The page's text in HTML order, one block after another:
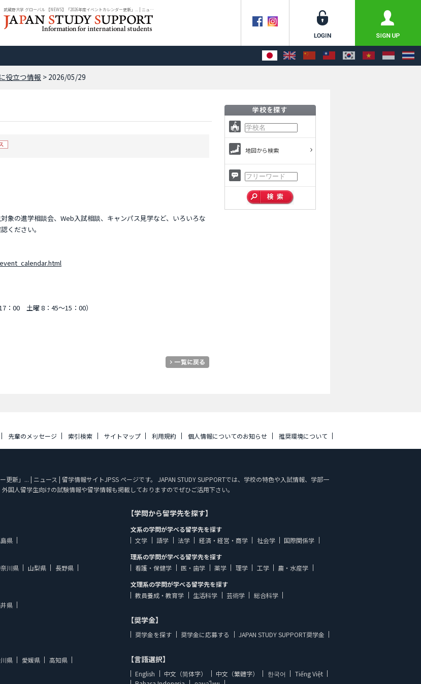
武蔵野大学 グローバル 【NEWS】「2026年度イベントカレンダー更新」... | ニュー...
役立つ情報 > 2026/05/29
象の進学相談会、Web入試相談、キャンパス見学など、いろいろな
ください。
：00 土曜 8：45～15：00）
地図から検索
先輩のメッセージ 索引検索 サイトマップ 利用規約 個人情報についてのお知らせ 推奨環境について
新」... | ニュース | 留学情報サイトJPSS ページです。 JAPAN STUDY SUPPORTでは、学校の特色や入試情報、学部一
国人留学生向けの試験情報や留学情報も掲載しておりますのでぜひご活用下さい。
県
川県 山梨県
長野県
県
県 愛媛県
高知県
【学問から留学先を探す】
文系の学問が学べる留学先を探す
文学
語学 法学 経済・経営・商学 社会学
国際関係学
理系の学問が学べる留学先を探す
看護・保健学
医・歯学 薬学 理学 工学
農・水産学
文理系の学問が学べる留学先を探す
教員養成・教育学
生活科学 芸術学 総合科学
【奨学金】
奨学金を探す 奨学金に応募する JAPAN STUDY SUPPORT奨学金
【言語選択】
English 中文（简体字） 中文（繁體字） 한국어
Tiếng Việt